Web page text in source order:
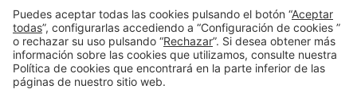
Política de cookies
#PISCINABARCELONA